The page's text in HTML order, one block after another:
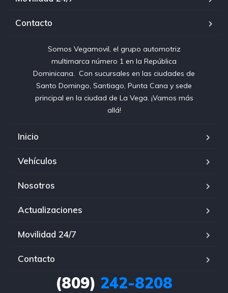
Contacto
Somos Vegamovil, el grupo automotriz
multimarca número 1 en la República
Dominicana⁣. ⁣ Con sucursales en las ciudades de
Santo Domingo, Santiago, Punta Cana y sede
principal en la ciudad de La Vega. ¡Vamos más
allá!
Inicio
Vehículos
Nosotros
Actualizaciones
Movilidad 24/7
Contacto
(809) 242-8208